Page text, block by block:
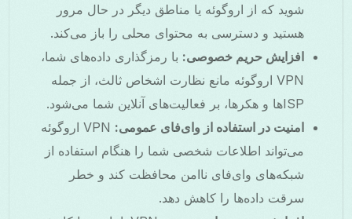
شوید که از اروگوئه یا مناطق دیگر در حال مرور
هستید و دسترسی به محتوای محلی را باز می‌کند.
افزایش حریم خصوصی: با رمزگذاری داده‌های شما،
VPN اروگوئه مانع نظارت اشخاص ثالث، از جمله
ISPها و هکرها، بر فعالیت‌های آنلاین شما می‌شود.
امنیت در استفاده از وای‌فای عمومی:
VPN اروگوئه
می‌تواند اطلاعات شخصی شما را هنگام استفاده از
شبکه‌های وای‌فای ناامن محافظت کند و خطر
سرقت داده‌ها را کاهش دهد.